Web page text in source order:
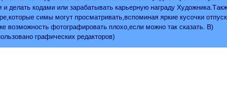
делать кодами или зарабатывать карьерную награду
симы могут просматривать,вспоминая яркие кусочки
возможность фотографировать плохо,если можно так сказать. B)
графических редакторов)